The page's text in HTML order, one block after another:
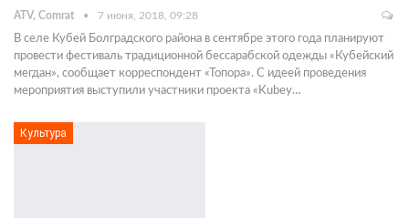
ATV, Comrat 7 июня, 2018, 09:28
В селе Кубей Болградского района в сентябре этого года планируют
провести фестиваль традиционной бессарабской одежды «Кубейский
мегдан», сообщает корреспондент «Топора». С идеей проведения
мероприятия выступили участники проекта «Kubey…
Культура